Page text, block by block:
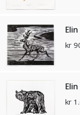
kr
kr